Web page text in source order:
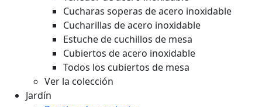
Cucharas soperas de acero inoxidable
Cucharillas de acero inoxidable
Estuche de cuchillos de mesa
Cubiertos de acero inoxidable
Todos los cubiertos de mesa
Ver la colección
Jardín